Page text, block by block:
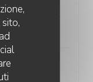
Qualità / Prezzo
et une